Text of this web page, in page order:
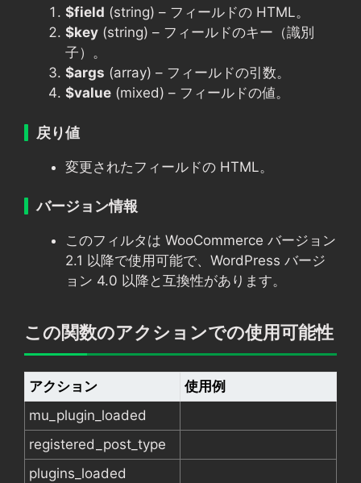
$field (string) – フィールドの HTML。
$key (string) – フィールドのキー（識別
子）。
$args (array) – フィールドの引数。
$value (mixed) – フィールドの値。
戻り値
変更されたフィールドの HTML。
バージョン情報
このフィルタは WooCommerce バージョン
2.1 以降で使用可能で、WordPress バージ
ョン 4.0 以降と互換性があります。
この関数のアクションでの使用可能性
アクション
使用例
mu_plugin_loaded
registered_post_type
plugins_loaded